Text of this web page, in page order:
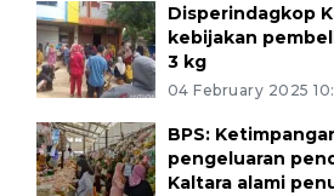
Disperindagkop
kebijakan
3 kg
04 February 2025
BPS:
pengeluaran
Kaltara alami